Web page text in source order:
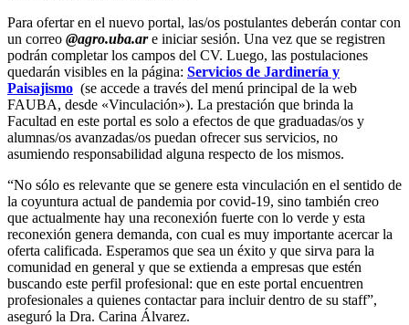
Para ofertar en el nuevo portal, las/os postulantes deberán contar con
un correo @agro.uba.are iniciar sesión. Una vez que se registren
podrán completar los campos del CV. Luego, las postulaciones
quedarán visibles en la página: Servicios de Jardinería y
Paisajismo (se accede a través del menú principal de la web
FAUBA, desde «Vinculación»). La prestación que brinda la
Facultad en este portal es solo a efectos de que graduadas/os y
alumnas/os avanzadas/os puedan ofrecer sus servicios, no
asumiendo responsabilidad alguna respecto de los mismos.
“No sólo es relevante que se genere esta vinculación en el sentido de
la coyuntura actual de pandemia por covid-19, sino también creo
que actualmente hay una reconexión fuerte con lo verde y esta
reconexión genera demanda, con cual es muy importante acercar la
oferta calificada. Esperamos que sea un éxito y que sirva para la
comunidad en general y que se extienda a empresas que estén
buscando este perfil profesional: que en este portal encuentren
profesionales a quienes contactar para incluir dentro de su staff”,
aseguró la Dra. Carina Álvarez.